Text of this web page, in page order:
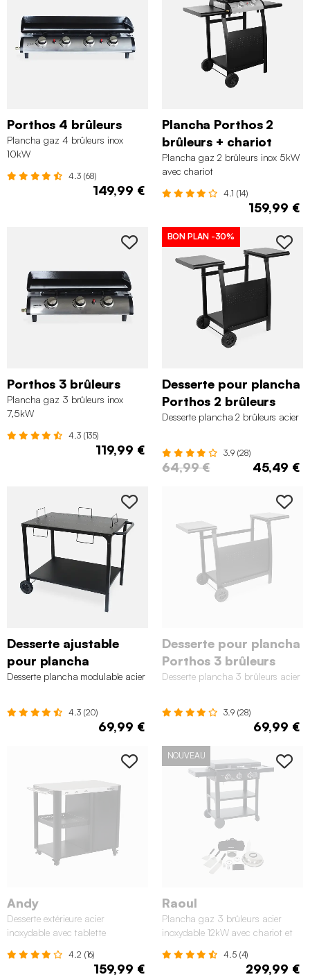
Porthos 4 brûleurs
Plancha gaz 4 brûleurs inox
10kW
4.3 (68)
149,99 €
Plancha Porthos 2
brûleurs + chariot
Plancha gaz 2 brûleurs inox 5kW
avec chariot
4.1 (14)
159,99 €
Porthos 3 brûleurs
Plancha gaz 3 brûleurs inox
7,5kW
4.3 (135)
119,99 €
BON PLAN -30%
Desserte pour plancha
Porthos 2 brûleurs
Desserte plancha 2 brûleurs acier
3.9 (28)
64,99 € 45,49 €
Desserte ajustable
pour plancha
Desserte plancha modulable acier
4.3 (20)
69,99 €
Desserte pour plancha
Porthos 3 brûleurs
Desserte plancha 3 brûleurs acier
3.9 (28)
69,99 €
Andy
Desserte extérieure acier
inoxydable avec tablette
4.2 (16)
159,99 €
NOUVEAU
Raoul
Plancha gaz 3 brûleurs acier
inoxydable 12kW avec chariot et
4.5 (4)
299,99 €